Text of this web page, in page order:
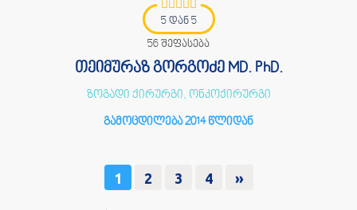
5 დან 5
56 შეფასება
თეიმურაზ გორგოძე MD. PhD.
ზოგადი ქირურგი, ონკოქირურგი
გამოცდილება 2014 წლიდან
1 2 3 4 »